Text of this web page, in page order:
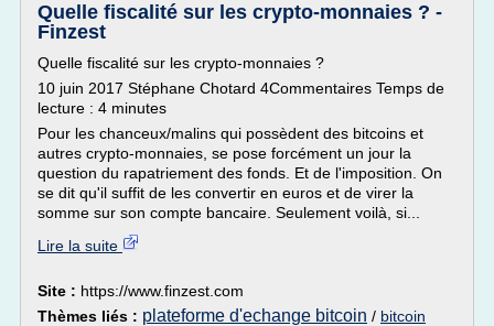
Quelle fiscalité sur les crypto-monnaies ? -
Finzest
Quelle fiscalité sur les crypto-monnaies ?
10 juin 2017 Stéphane Chotard 4Commentaires Temps de
lecture : 4 minutes
Pour les chanceux/malins qui possèdent des bitcoins et
autres crypto-monnaies, se pose forcément un jour la
question du rapatriement des fonds. Et de l'imposition. On
se dit qu'il suffit de les convertir en euros et de virer la
somme sur son compte bancaire. Seulement voilà, si...
Lire la suite
Site : https://www.finzest.com
Thèmes liés : plateforme d'echange bitcoin / bitcoin